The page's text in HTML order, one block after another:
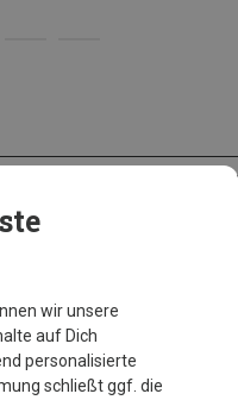
wir unsere
auf Dich
personalisierte
schließt ggf. die